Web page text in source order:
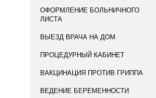
ОФОРМЛЕНИЕ БОЛЬНИЧНОГО
ЛИСТА
ВЫЕЗД ВРАЧА НА ДОМ
ПРОЦЕДУРНЫЙ КАБИНЕТ
ВАКЦИНАЦИЯ ПРОТИВ ГРИППА
ВЕДЕНИЕ БЕРЕМЕННОСТИ